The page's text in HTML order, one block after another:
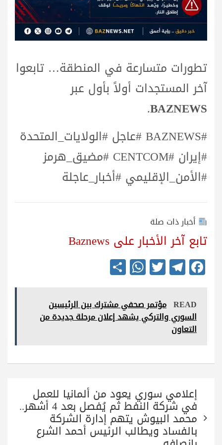
تطورات متسارعة في المنطقة… تابعوا
آخر المستجدات أولاً بأول عبر
BAZNEWS
.
#BAZNEWS #عاجل #الولايات_المتحدة
#إيران #CENTCOM #مضيق_هرمز
#الأمن_الإقليمي #أخبار_عاجلة
أخبار ذات صلة
تابع آخر الأخبار على Baznews
Fa
ce
bo
ok
Te
le
gr
a
m
T
wi
tte
r
W
ha
ts
A
pp
re READ مؤتمر صحفي مشترك بين الرئيسين
السوري والتركي يشهد إعلان مرحلة جديدة من
التعاون
تصفّح
المقالات
إعلامي سوري يعود من ألمانيا للعمل
في شركة النفط ثم يُفصل بعد 4 أشهر..
محمد البيوش يتهم إدارة الشركة
بالفساد ويطالب الرئيس أحمد الشرع